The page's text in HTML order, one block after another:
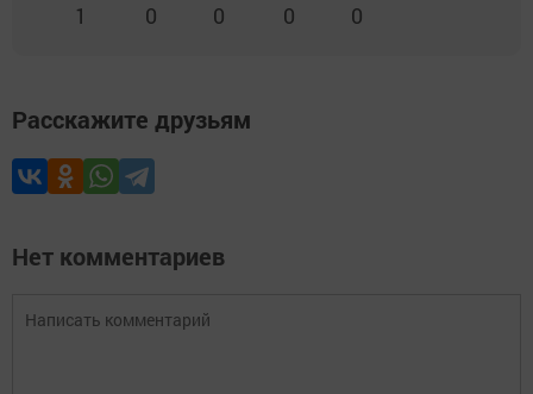
1 0 0 0 0
Расскажите друзьям
Нет комментариев